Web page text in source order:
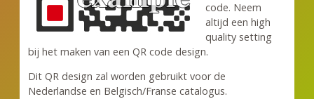
code. Neem
altijd een high
quality setting
bij het maken van een QR code design.
Dit QR design zal worden gebruikt voor de
Nederlandse en Belgisch/Franse catalogus.